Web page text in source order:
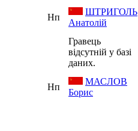
Нп
ШТРИГОЛЬ
Анатолій
Гравець
відсутній у базі
даних.
Нп
МАСЛОВ
Борис